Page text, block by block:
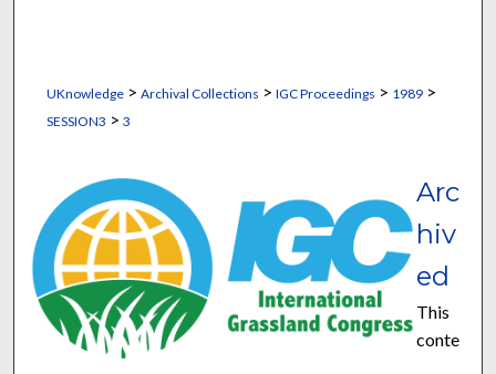
UKnowledge> Archival Collections > IGC Proceedings > 1989>
SESSION3 > 3
Arc
hiv
ed
This
conte